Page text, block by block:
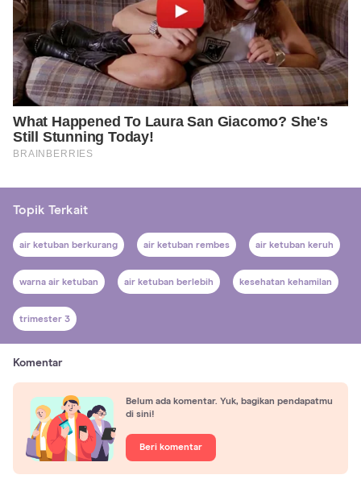
Topik Terkait
air ketuban berkurang air ketuban rembes air ketuban keruh
warna air ketuban air ketuban berlebih kesehatan kehamilan
trimester 3
Komentar
Belum ada komentar. Yuk, bagikan pendapatmu
di sini!
Beri komentar